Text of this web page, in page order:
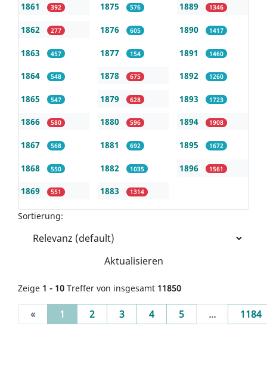
1861 392
1862 277
1863 457
1864 548
1865 547
1866 580
1867 568
1868 550
1869 551
1875 576
1876 605
1877 154
1878 675
1879 628
1880 596
1881 692
1882 1035
1883 1314
1889 1346
1890 1417
1891 1460
1892 1260
1893 1723
1894 1908
1895 1672
1896 1561
Sortierung:
Aktualisieren
Zeige 1 - 10 Treffer von insgesamt 11850
« 1 (current)
2 3 4 5 ... 1184